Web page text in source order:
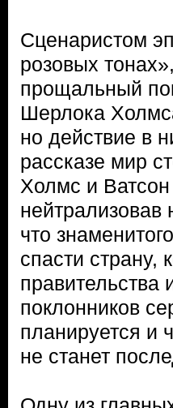
Сценаристом
розовых
прощальный
Шерлока
но действие в
рассказе мир
Холмс и Ватсон
что
спасти страну,
поклонников
планируется и
не станет